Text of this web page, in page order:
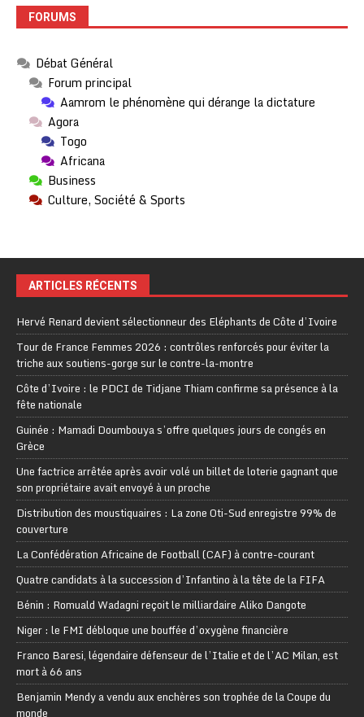
FORUMS
Débat Général
Forum principal
Aamrom le phénomène qui dérange la dictature
Agora
Togo
Africana
Business
Culture, Société & Sports
ARTICLES RÉCENTS
Hervé Renard devient sélectionneur des Eléphants de Côte d’Ivoire
Tour de France Femmes 2026 : contrôles renforcés pour éviter la
triche aux soutiens-gorge sur le contre-la-montre
Côte d’Ivoire : le PDCI de Tidjane Thiam confirme sa présence à la
fête nationale
Guinée : Mamadi Doumbouya s’offre quelques jours de congés en
Grèce
Une factrice arrêtée après avoir volé un billet de loterie gagnant que
son propriétaire avait envoyé à un proche
Distribution des moustiquaires : La zone Oti-Sud enregistre 99% de
couverture
La Confédération Africaine de Football (CAF) à contre-courant
Quatre candidats à la succession d’Infantino à la tête de la FIFA
Bénin : Romuald Wadagni reçoit le milliardaire Aliko Dangote
Niger : le FMI débloque une bouffée d’oxygène financière
Franco Baresi, légendaire défenseur de l’Italie et de l’AC Milan, est
mort à 66 ans
Benjamin Mendy a vendu aux enchères son trophée de la Coupe du
monde